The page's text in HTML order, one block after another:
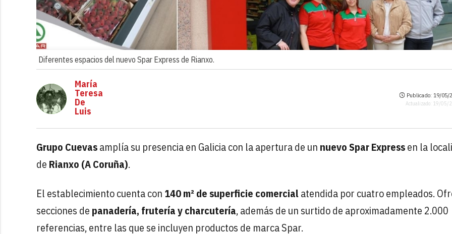
Diferentes espacios del nuevo Spar Express de Rianxo.
María
Teresa
De
Luis
Publicado: 19/05/
Actualizado: 19/05/
Grupo Cuevasamplía su presencia en Galicia con la apertura de un nuevo Spar Expressen la
de Rianxo (A Coruña).
El establecimiento cuenta con 140 m² de superficie comercialatendida por cuatro empleados.
secciones de panadería, frutería y charcutería, además de un surtido de aproximadamente 2.000
referencias, entre las que se incluyen productos de marca Spar.